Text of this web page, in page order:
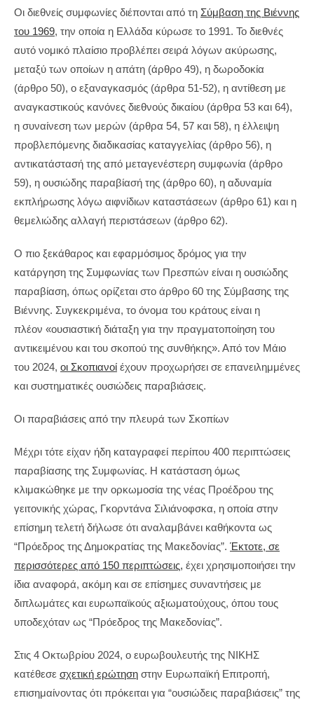
Οι διεθνείς συμφωνίες διέπονται από τη Σύμβαση της Βιέννης
του 1969, την οποία η Ελλάδα κύρωσε το 1991. Το διεθνές
αυτό νομικό πλαίσιο προβλέπει σειρά λόγων ακύρωσης,
μεταξύ των οποίων η απάτη (άρθρο 49), η δωροδοκία
(άρθρο 50), ο εξαναγκασμός (άρθρα 51-52), η αντίθεση με
αναγκαστικούς κανόνες διεθνούς δικαίου (άρθρα 53 και 64),
η συναίνεση των μερών (άρθρα 54, 57 και 58), η έλλειψη
προβλεπόμενης διαδικασίας καταγγελίας (άρθρο 56), η
αντικατάστασή της από μεταγενέστερη συμφωνία (άρθρο
59), η ουσιώδης παραβίασή της (άρθρο 60), η αδυναμία
εκπλήρωσης λόγω αιφνίδιων καταστάσεων (άρθρο 61) και η
θεμελιώδης αλλαγή περιστάσεων (άρθρο 62).
Ο πιο ξεκάθαρος και εφαρμόσιμος δρόμος για την
κατάργηση της Συμφωνίας των Πρεσπών είναι η ουσιώδης
παραβίαση, όπως ορίζεται στο άρθρο 60 της Σύμβασης της
Βιέννης. Συγκεκριμένα, το όνομα του κράτους είναι η
πλέον «ουσιαστική διάταξη για την πραγματοποίηση του
αντικειμένου και του σκοπού της συνθήκης». Από τον Μάιο
του 2024, οι Σκοπιανοί έχουν προχωρήσει σε επανειλημμένες
και συστηματικές ουσιώδεις παραβιάσεις.
Οι παραβιάσεις από την πλευρά των Σκοπίων
Μέχρι τότε είχαν ήδη καταγραφεί περίπου 400 περιπτώσεις
παραβίασης της Συμφωνίας. Η κατάσταση όμως
κλιμακώθηκε με την ορκωμοσία της νέας Προέδρου της
γειτονικής χώρας, Γκορντάνα Σιλιάνοφσκα, η οποία στην
επίσημη τελετή δήλωσε ότι αναλαμβάνει καθήκοντα ως
“Πρόεδρος της Δημοκρατίας της Μακεδονίας”. Έκτοτε, σε
περισσότερες από 150 περιπτώσεις, έχει χρησιμοποιήσει την
ίδια αναφορά, ακόμη και σε επίσημες συναντήσεις με
διπλωμάτες και ευρωπαϊκούς αξιωματούχους, όπου τους
υποδεχόταν ως “Πρόεδρος της Μακεδονίας”.
Στις 4 Οκτωβρίου 2024, ο ευρωβουλευτής της ΝΙΚΗΣ
κατέθεσε σχετική ερώτηση στην Ευρωπαϊκή Επιτροπή,
επισημαίνοντας ότι πρόκειται για “ουσιώδεις παραβιάσεις” της